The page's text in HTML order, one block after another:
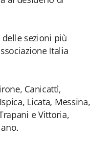
sezioni più
Italia
Canicattì,
Licata, Messina,
e Vittoria,